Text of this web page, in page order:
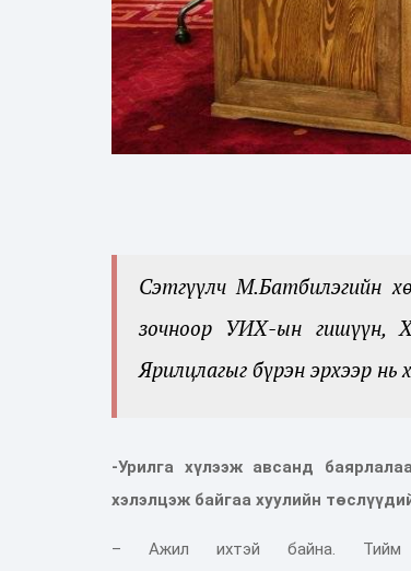
Сэтгүүлч М.Батбилэгийн
зочноор УИХ-ын гишүүн,
Ярилцлагыг бүрэн эрхээр нь
-Урилга хүлээж авсанд
хэлэлцэж байгаа хуулийн
– Ажил ихтэй байна.